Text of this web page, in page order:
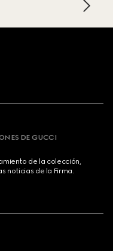
DE GUCCI
de la colección,
noticias de la Firma.